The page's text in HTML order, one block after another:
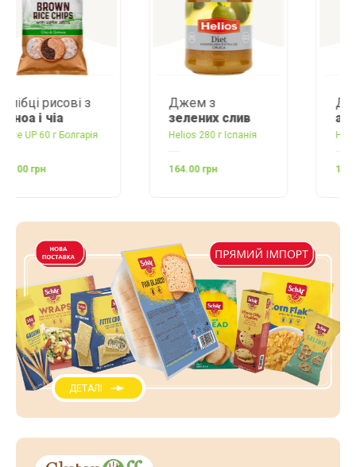
Джем з
зелених слив
Helios 280 г Іспанія
Джем
ананасів
Helios 280 г Іспанія
170.00 грн
ДЕТАЛІ